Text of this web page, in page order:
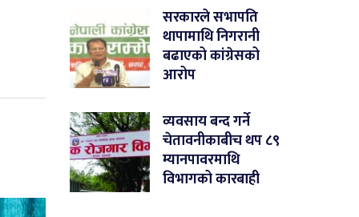
सरकारले सभापति
थापामाथि निगरानी
बढाएको कांग्रेसको
आरोप
व्यवसाय बन्द गर्ने
चेतावनीकाबीच थप ८९
म्यानपावरमाथि
विभागको कारबाही